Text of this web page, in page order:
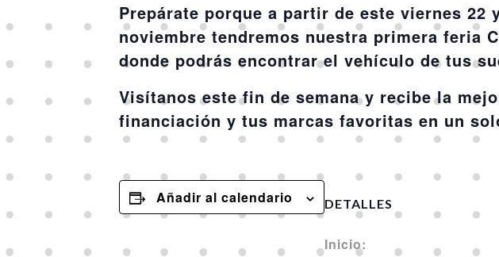
Prepárate porque a partir de este viernes 22
noviembre tendremos nuestra primera feria
donde podrás encontrar el vehículo de tus
Visítanos este fin de semana y recibe la
financiación y tus marcas favoritas en un
Añadir al calendario DETALLES
Inicio: